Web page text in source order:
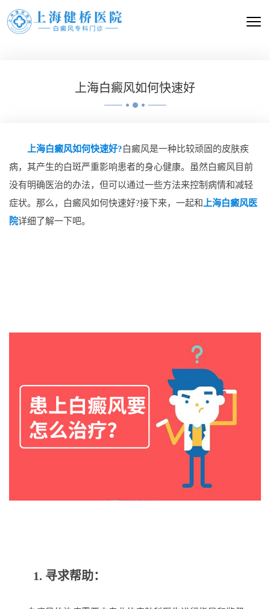
上海白癜风如何快速好
上海白癜风如何快速好?白癜风是一种比较顽固的皮肤疾
病，其产生的白斑严重影响患者的身心健康。虽然白癜风目前
没有明确医治的办法，但可以通过一些方法来控制病情和减轻
症状。那么，白癜风如何快速好?接下来，一起和
上海白癜风医
院详细了解一下吧。
1. 寻求帮助：